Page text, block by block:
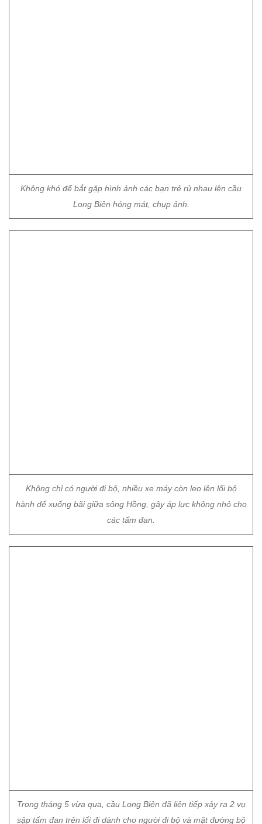
Không khó để bắt gặp hình ảnh các bạn trẻ rủ nhau lên cầu
Long Biên hóng mát, chụp ảnh.
Không chỉ có người đi bộ, nhiều xe máy còn leo lên lối bộ
hành để xuống bãi giữa sông Hồng, gây áp lực không nhỏ cho
các tấm đan.
Trong tháng 5 vừa qua, cầu Long Biên đã liên tiếp xảy ra 2 vụ
sập tấm đan trên lối đi dành cho người đi bộ và mặt đường bộ